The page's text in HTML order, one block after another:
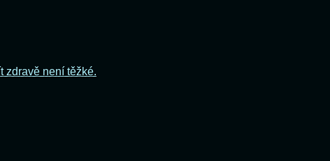
zdravě není těžké.